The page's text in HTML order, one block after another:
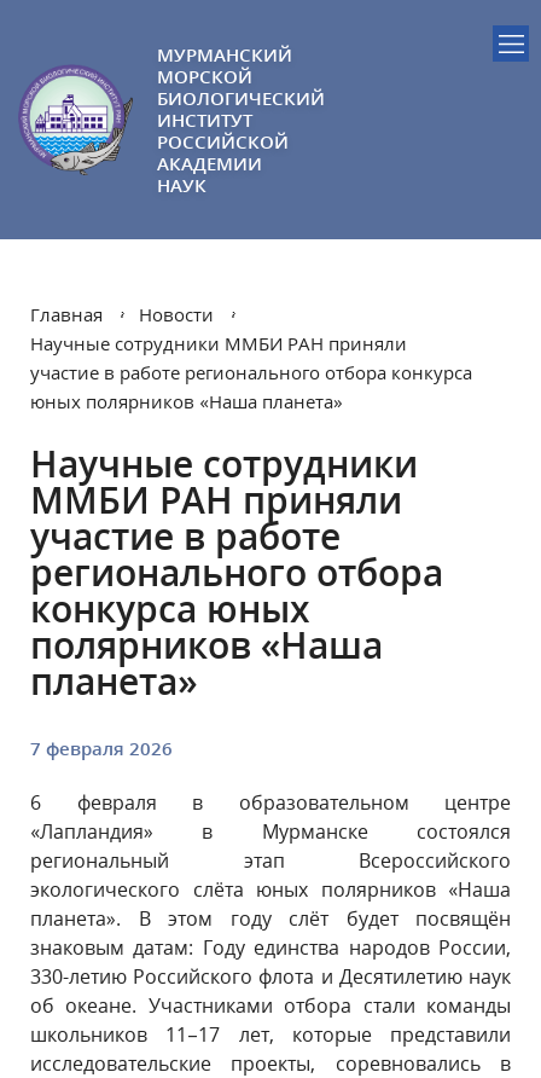
МУРМАНСКИЙ
МОРСКОЙ
БИОЛОГИЧЕСКИЙ
ИНСТИТУТ
РОССИЙСКОЙ
АКАДЕМИИ
НАУК
Главная
Новости
Научные сотрудники ММБИ РАН приняли
участие в работе регионального отбора конкурса
юных полярников «Наша планета»
Научные сотрудники
ММБИ РАН приняли
участие в работе
регионального отбора
конкурса юных
полярников «Наша
планета»
7 февраля 2026
6 февраля в образовательном центре
«Лапландия» в Мурманске состоялся
региональный этап Всероссийского
экологического слёта юных полярников «Наша
планета». В этом году слёт будет посвящён
знаковым датам: Году единства народов России,
330-летию Российского флота и Десятилетию наук
об океане. Участниками отбора стали команды
школьников 11–17 лет, которые представили
исследовательские проекты, соревновались в